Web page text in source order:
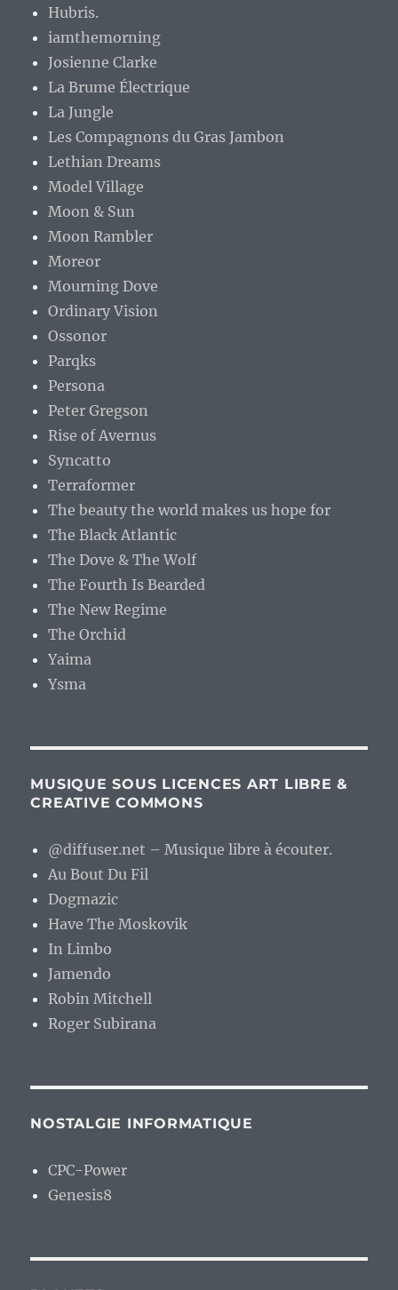
Hubris.
iamthemorning
Josienne Clarke
La Brume Électrique
La Jungle
Les Compagnons du Gras Jambon
Lethian Dreams
Model Village
Moon & Sun
Moon Rambler
Moreor
Mourning Dove
Ordinary Vision
Ossonor
Parqks
Persona
Peter Gregson
Rise of Avernus
Syncatto
Terraformer
The beauty the world makes us hope for
The Black Atlantic
The Dove & The Wolf
The Fourth Is Bearded
The New Regime
The Orchid
Yaima
Ysma
MUSIQUE SOUS LICENCES ART LIBRE &
CREATIVE COMMONS
@diffuser.net – Musique libre à écouter.
Au Bout Du Fil
Dogmazic
Have The Moskovik
In Limbo
Jamendo
Robin Mitchell
Roger Subirana
NOSTALGIE INFORMATIQUE
CPC-Power
Genesis8